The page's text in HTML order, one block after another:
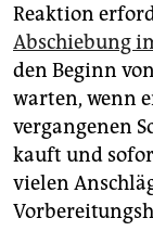
Reaktion
Abschiebung
den Beginn
warten, wenn
vergangenen
kauft und
vielen